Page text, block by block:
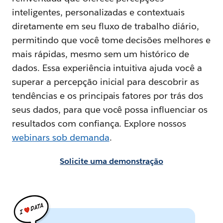
inteligentes, personalizadas e contextuais
diretamente em seu fluxo de trabalho diário,
permitindo que você tome decisões melhores e
mais rápidas, mesmo sem um histórico de
dados. Essa experiência intuitiva ajuda você a
superar a percepção inicial para descobrir as
tendências e os principais fatores por trás dos
seus dados, para que você possa influenciar os
resultados com confiança. Explore nossos
webinars sob demanda.
Solicite uma demonstração